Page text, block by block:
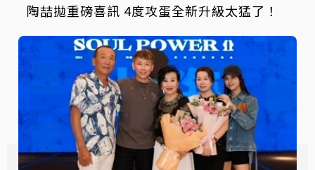
陶喆拋重磅喜訊 4度攻蛋全新升級太猛了！